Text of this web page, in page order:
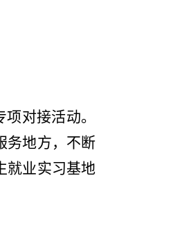
对接活动。
务地方，不断
就业实习基地